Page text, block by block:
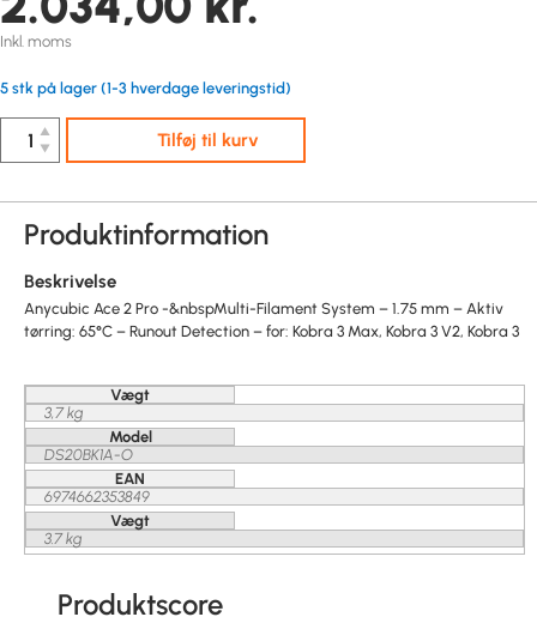
Inkl. moms
5 stk på lager (1-3 hverdage leveringstid)
▲
▼
Tilføj til kurv
Produktinformation
Beskrivelse
Anycubic Ace 2 Pro -&nbspMulti-Filament System – 1.75 mm – Aktiv
tørring: 65°C – Runout Detection – for: Kobra 3 Max, Kobra 3 V2, Kobra 3
Vægt
3,7 kg
Model
DS20BK1A-O
EAN
6974662353849
Vægt
3.7 kg
Produktscore